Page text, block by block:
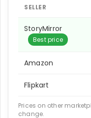
SELLER
StoryMirror
Best price
Amazon
Flipkart
Prices on other
change.